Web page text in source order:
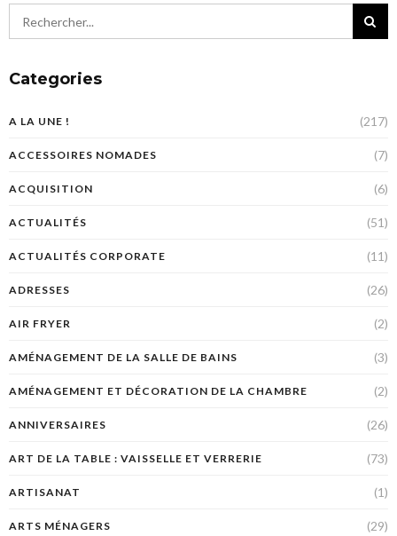
Categories
A LA UNE ! (217)
ACCESSOIRES NOMADES (7)
ACQUISITION (6)
ACTUALITÉS (51)
ACTUALITÉS CORPORATE (11)
ADRESSES (26)
AIR FRYER (2)
AMÉNAGEMENT DE LA SALLE DE BAINS (3)
AMÉNAGEMENT ET DÉCORATION DE LA CHAMBRE (2)
ANNIVERSAIRES (26)
ART DE LA TABLE : VAISSELLE ET VERRERIE (73)
ARTISANAT (1)
ARTS MÉNAGERS (29)